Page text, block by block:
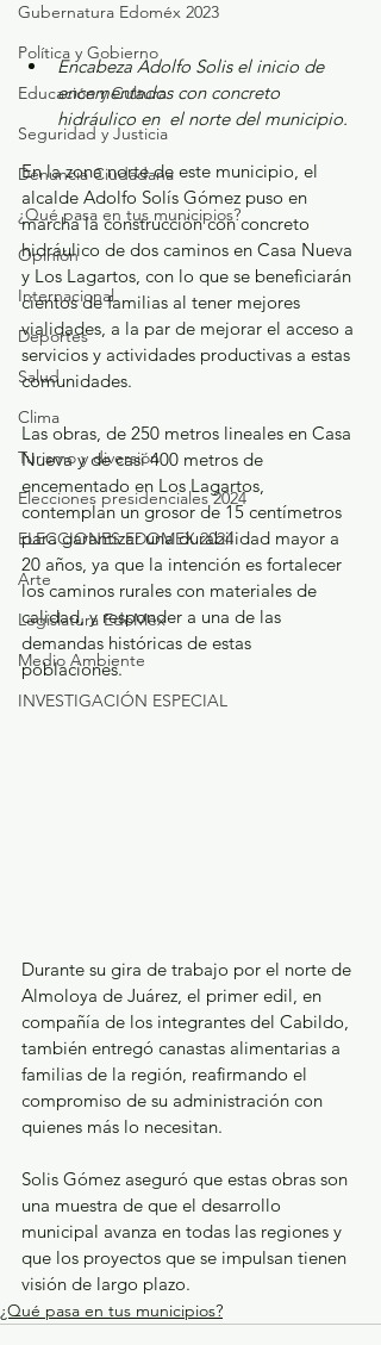
Gubernatura Edoméx 2023
Política y Gobierno
Educación y Cultura
Seguridad y Justicia
Denuncia Ciudadana
¿Qué pasa en tus municipios?
Opinión
Internacional
Deportes
Salud
Clima
Turismo y diversión
Elecciones presidenciales 2024
ELECCIONES EDOMEX 2024
Arte
Legislatura EdoMéx
Medio Ambiente
INVESTIGACIÓN ESPECIAL
Encabeza Adolfo Solis el inicio de
encementados con concreto
hidráulico en  el norte del municipio.
En la zona norte de este municipio, el
alcalde Adolfo Solís Gómez puso en
marcha la construcción con concreto
hidráulico de dos caminos en Casa Nueva
y Los Lagartos, con lo que se beneficiarán
cientos de familias al tener mejores
vialidades, a la par de mejorar el acceso a
servicios y actividades productivas a estas
comunidades.
Las obras, de 250 metros lineales en Casa
Nueva y de casi 400 metros de
encementado en Los Lagartos,
contemplan un grosor de 15 centímetros
para garantizar una durabilidad mayor a
20 años, ya que la intención es fortalecer
los caminos rurales con materiales de
calidad, y responder a una de las
demandas históricas de estas
poblaciones.
Durante su gira de trabajo por el norte de
Almoloya de Juárez, el primer edil, en
compañía de los integrantes del Cabildo,
también entregó canastas alimentarias a
familias de la región, reafirmando el
compromiso de su administración con
quienes más lo necesitan.
Solis Gómez aseguró que estas obras son
una muestra de que el desarrollo
municipal avanza en todas las regiones y
que los proyectos que se impulsan tienen
visión de largo plazo.
¿Qué pasa en tus municipios?